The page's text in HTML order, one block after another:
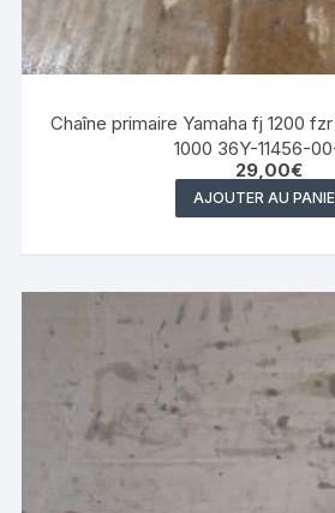
Chaîne primaire Yamaha fj 1200
1000 36Y-11456-
29,00€
AJOUTER AU